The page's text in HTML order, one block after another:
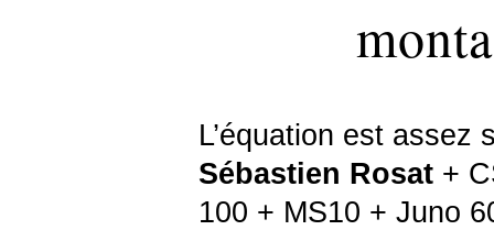
L’équation est assez
Sébastien Rosat +
100 + MS10 + Juno